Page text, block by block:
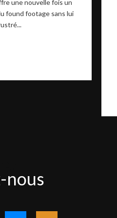
une nouvelle fois un
found footage sans lui
nous